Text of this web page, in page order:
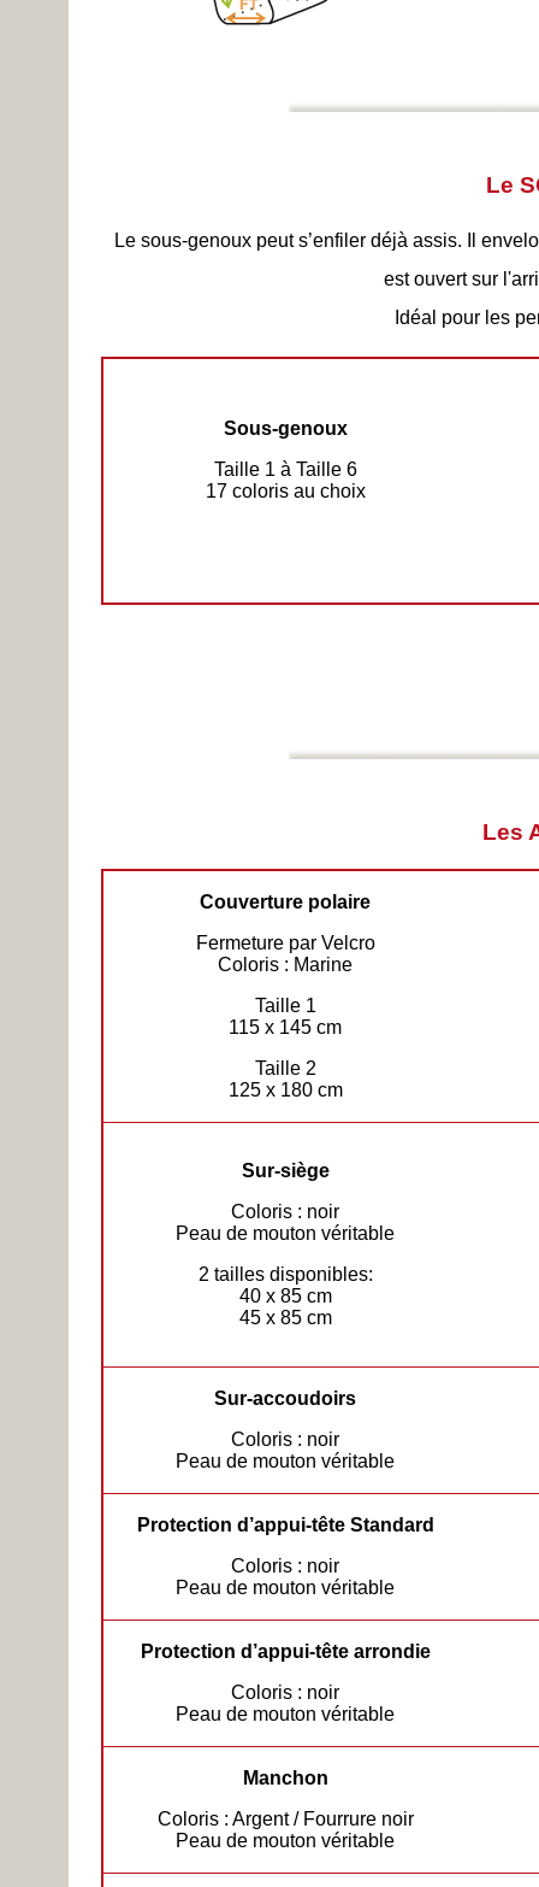
Le
Le sous-genoux peut s’enfiler déjà assis. Il
est ouvert sur
Idéal pour les
Sous-genoux
Taille 1 à Taille 6
17 coloris au choix
Les
Couverture polaire
Fermeture par Velcro
Coloris : Marine
Taille 1
115 x 145 cm
Taille 2
125 x 180 cm
Sur-siège
Coloris : noir
Peau de mouton véritable
2 tailles disponibles:
40 x 85 cm
45 x 85 cm
Sur-accoudoirs
Coloris : noir
Peau de mouton véritable
Protection d’appui-tête Standard
Coloris : noir
Peau de mouton véritable
Protection d’appui-tête arrondie
Coloris : noir
Peau de mouton véritable
Manchon
Coloris : Argent / Fourrure noir
Peau de mouton véritable